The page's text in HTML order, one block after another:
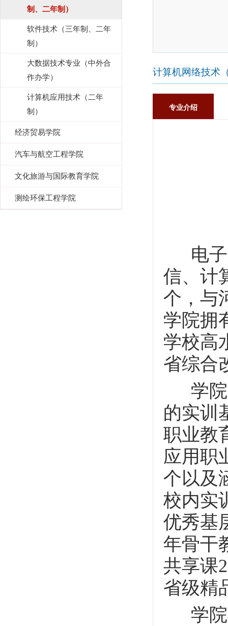
制、二年制）
软件技术（三年制、二年
制）
大数据技术专业（中外合
作办学）
计算机应用技术（二年
制）
经济贸易学院
汽车与航空工程学院
文化旅游与国际教育学院
测绘环保工程学院
计算机网络技术
专业介绍
电子
信、计
个，与
学院拥
学校高
省综合
学院
的实训
职业教
应用职
个以及
校内实
优秀基
年骨干
共享课
省级精
学院